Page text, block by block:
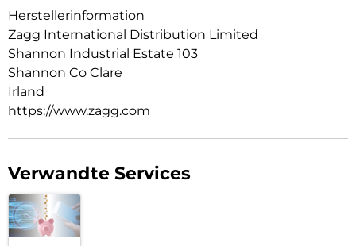
Herstellerinformation
Zagg International Distribution Limited
Shannon Industrial Estate 103
Shannon Co Clare
Irland
https://www.zagg.com
Verwandte Services